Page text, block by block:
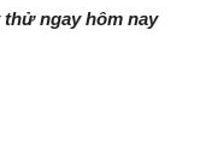
ngay hôm nay